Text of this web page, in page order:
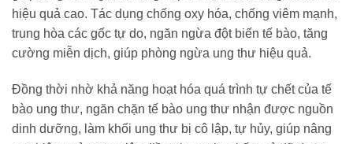
hiệu quả cao. Tác dụng chống oxy hóa, chống viêm mạnh,
trung hòa các gốc tự do, ngăn ngừa đột biến tế bào, tăng
cường miễn dịch, giúp phòng ngừa ung thư hiệu quả.
Đồng thời nhờ khả năng hoạt hóa quá trình tự chết của tế
bào ung thư, ngăn chặn tế bào ung thư nhận được nguồn
dinh dưỡng, làm khối ung thư bị cô lập, tự hủy, giúp nâng